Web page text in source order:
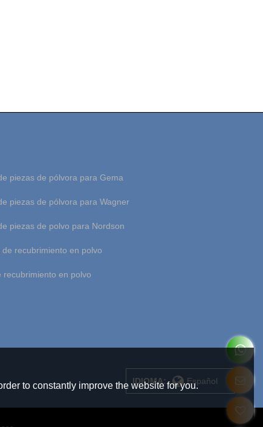
piezas de pólvora para Gema
piezas de pólvora para Wagner
piezas de polvo para Nordson
recubrimiento en polvo
recubrimiento en polvo
IDIOMA: Español
to constantly improve the website for you.